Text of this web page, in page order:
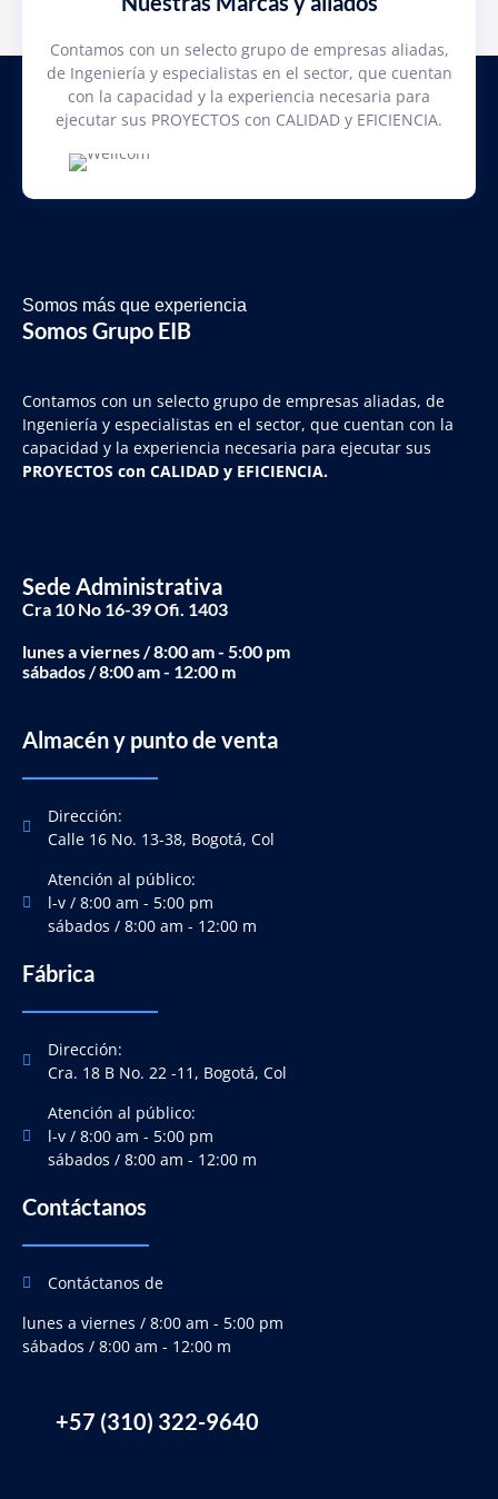
Contamos con un selecto grupo de empresas aliadas,
de Ingeniería y especialistas en el sector, que cuentan
con la capacidad y la experiencia necesaria para
ejecutar sus PROYECTOS con CALIDAD y EFICIENCIA.
Somos más que experiencia
Somos Grupo EIB
Contamos con un selecto grupo de empresas aliadas, de
Ingeniería y especialistas en el sector, que cuentan con la
capacidad y la experiencia necesaria para ejecutar sus
PROYECTOS con CALIDAD y EFICIENCIA.
Sede Administrativa
Cra 10 No 16-39 Ofi. 1403
lunes a viernes / 8:00 am - 5:00 pm
sábados / 8:00 am - 12:00 m
Almacén y punto de venta
Dirección:
Calle 16 No. 13-38, Bogotá, Col
Atención al público:
l-v / 8:00 am - 5:00 pm
sábados / 8:00 am - 12:00 m
Fábrica
Dirección:
Cra. 18 B No. 22 -11, Bogotá, Col
Atención al público:
l-v / 8:00 am - 5:00 pm
sábados / 8:00 am - 12:00 m
Contáctanos
Contáctanos de
lunes a viernes / 8:00 am - 5:00 pm
sábados / 8:00 am - 12:00 m
+57 (310) 322-9640